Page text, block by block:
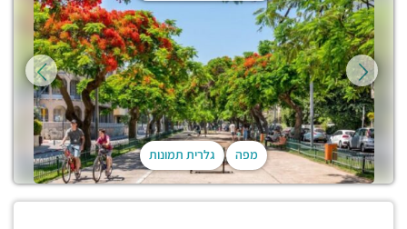
מפה גלרית תמונות